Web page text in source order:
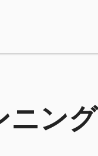
ニング